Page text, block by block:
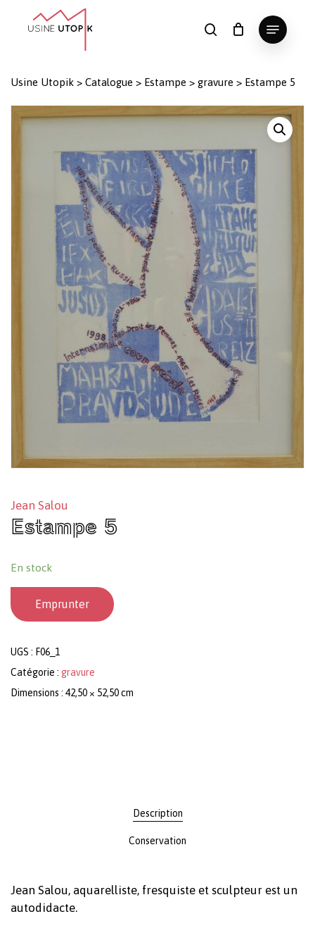
search
Menu
Panier Fermer
le
Usine Utopik > Catalogue > Estampe > gravure > Estampe 5
Jean Salou
Estampe 5
En stock
Emprunter
UGS : F06_1
Catégorie : gravure
Dimensions : 42,50 × 52,50 cm
Description
Conservation
Jean Salou, aquarelliste, fresquiste et sculpteur est un
autodidacte.
Close